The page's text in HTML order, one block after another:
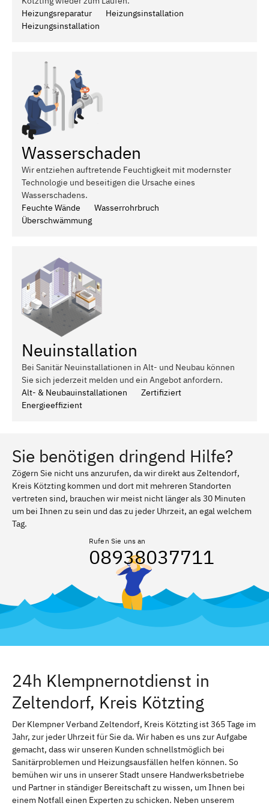
Heizungsreparatur
Heizungsinstallation
Heizungsinstallation
Wasserschaden
Wir entziehen auftretende Feuchtigkeit mit modernster
Technologie und beseitigen die Ursache eines
Wasserschadens.
Feuchte Wände
Wasserrohrbruch
Überschwämmung
Neuinstallation
Bei Sanitär Neuinstallationen in Alt- und Neubau können
Sie sich jederzeit melden und ein Angebot anfordern.
Alt- & Neubauinstallationen
Zertifiziert
Energieeffizient
Sie benötigen dringend Hilfe?
Zögern Sie nicht uns anzurufen, da wir direkt aus Zeltendorf,
Kreis Kötzting kommen und dort mit mehreren Standorten
vertreten sind, brauchen wir meist nicht länger als 30 Minuten
um bei Ihnen zu sein und das zu jeder Uhrzeit, an egal welchem
Tag.
Rufen Sie uns an
08938037711
24h Klempnernotdienst in
Zeltendorf, Kreis Kötzting
Der Klempner Verband Zeltendorf, Kreis Kötzting ist 365 Tage im
Jahr, zur jeder Uhrzeit für Sie da. Wir haben es uns zur Aufgabe
gemacht, dass wir unseren Kunden schnellstmöglich bei
Sanitärproblemen und Heizungsausfällen helfen können. So
bemühen wir uns in unserer Stadt unsere Handwerksbetriebe
und Partner in ständiger Bereitschaft zu wissen, um Ihnen bei
einem Notfall einen Experten zu schicken. Neben unserem